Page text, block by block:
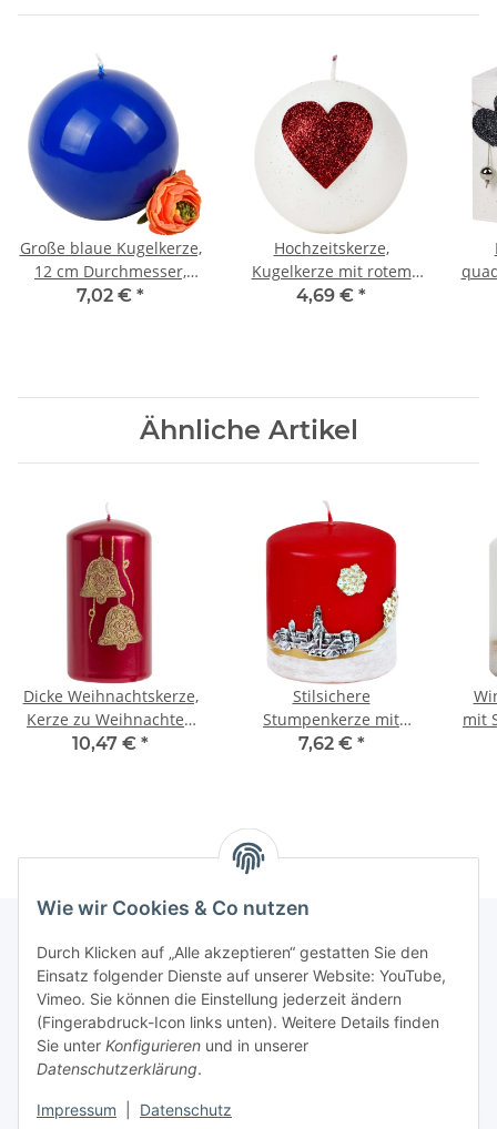
Wie wir Cookies & Co nutzen
Durch Klicken auf „Alle akzeptieren“ gestatten Sie den
Einsatz folgender Dienste auf unserer Website: YouTube,
Vimeo. Sie können die Einstellung jederzeit ändern
(Fingerabdruck-Icon links unten). Weitere Details finden
Sie unter Konfigurieren und in unserer
Datenschutzerklärung.
Impressum Datenschutz
Große blaue Kugelkerze,
12 cm Durchmesser,
Wachskugel in Blau
7,02 € *
Hochzeitskerze,
Kugelkerze mit rotem
Herz als Liebesbeweis
4,69 € *
Ähnliche Artikel
Dicke Weihnachtskerze,
Kerze zu Weihnachten
mit Glocken aus Wachs
10,47 € *
Stilsichere
Stumpenkerze mit
Winterlandschaft 8 x 9
7,62 € *
mit
Informationen
Gesetzliche Informationen